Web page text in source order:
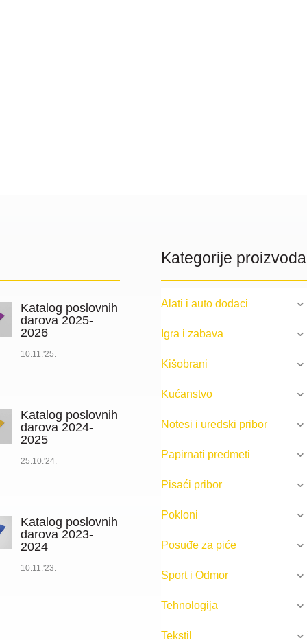
Katalog poslovnih
darova 2025-
2026
10.11.'25.
Katalog poslovnih
darova 2024-
2025
25.10.'24.
Katalog poslovnih
darova 2023-
2024
10.11.'23.
Kategorije proizvoda
Alati i auto dodaci
Igra i zabava
Kišobrani
Kućanstvo
Notesi i uredski pribor
Papirnati predmeti
Pisaći pribor
Pokloni
Posuđe za piće
Sport i Odmor
Tehnologija
Tekstil